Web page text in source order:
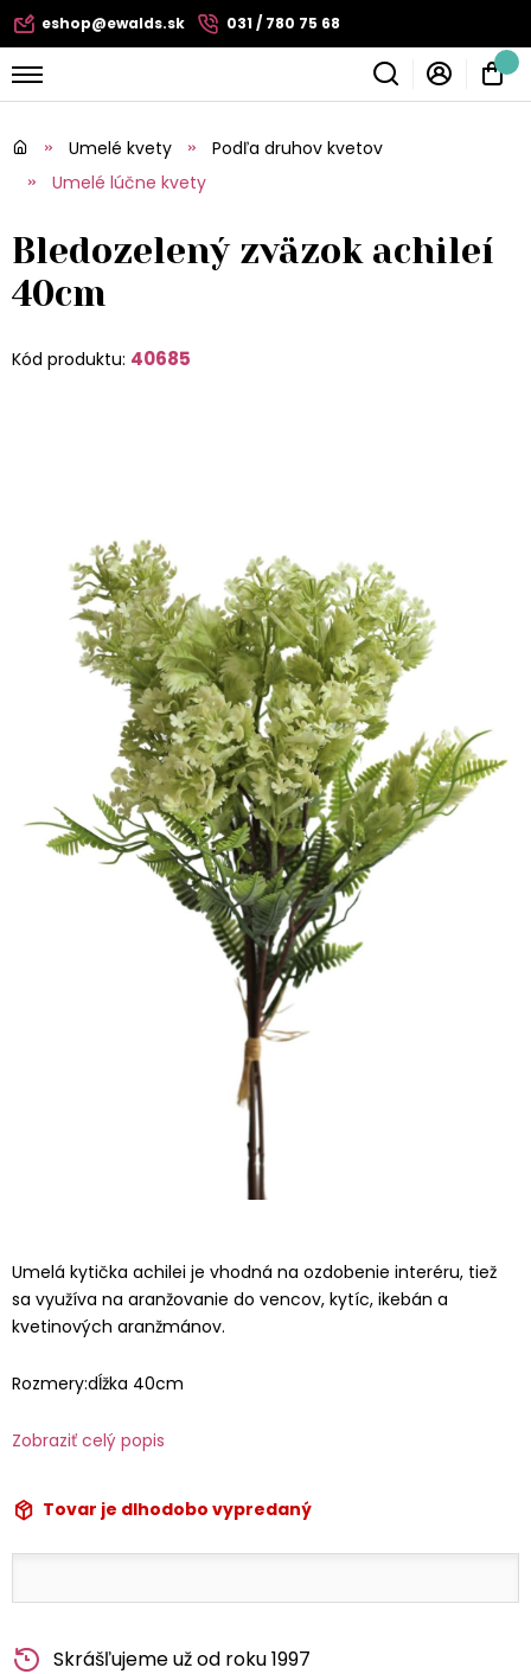
eshop@ewalds.sk 031 / 780 75 68
Umelé kvety
Podľa druhov kvetov
Umelé lúčne kvety
Bledozelený zväzok achileí
40cm
Kód produktu: 40685
Umelá kytička achilei je vhodná na ozdobenie interéru, tiež
sa využíva na aranžovanie do vencov, kytíc, ikebán a
kvetinových aranžmánov.
Rozmery:dĺžka 40cm
Zobraziť celý popis
Tovar je dlhodobo vypredaný
Skrášľujeme už od roku 1997